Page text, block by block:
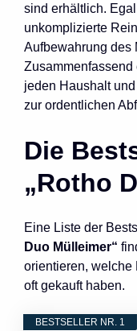
sind erhältlich.
unkomplizierte
Aufbewahrung des
jeden Haushalt
zur ordentlichen
Die
„Rotho
Eine Liste der
Duo Mülleimer“
orientieren, welche
oft gekauft haben.
BESTSELLER NR. 1